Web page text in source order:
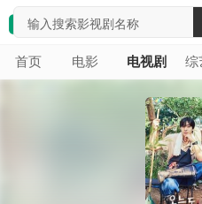
首页 电影 电视剧 综